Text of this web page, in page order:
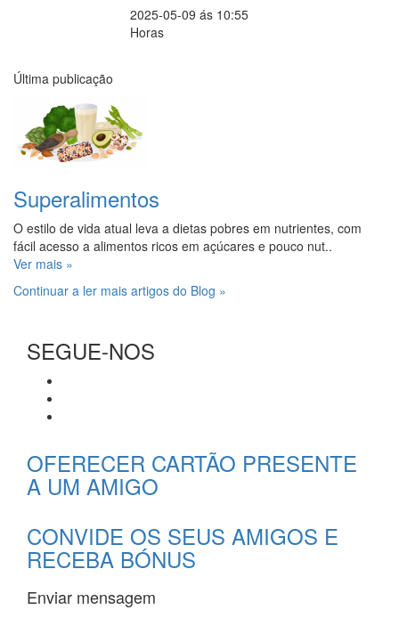
2025-05-09 ás 10:55
Horas
Última publicação
Superalimentos
O estilo de vida atual leva a dietas pobres em nutrientes, com
fácil acesso a alimentos ricos em açúcares e pouco nut..
Ver mais »
Continuar a ler mais artigos do Blog »
SEGUE-NOS
OFERECER CARTÃO PRESENTE
A UM AMIGO
CONVIDE OS SEUS AMIGOS E
RECEBA BÓNUS
Enviar mensagem